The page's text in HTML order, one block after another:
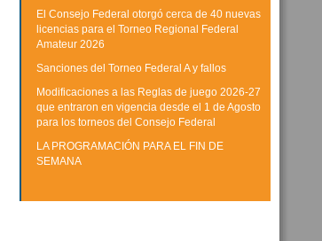
El Consejo Federal otorgó cerca de 40 nuevas
licencias para el Torneo Regional Federal
Amateur 2026
Sanciones del Torneo Federal A y fallos
Modificaciones a las Reglas de juego 2026-27
que entraron en vigencia desde el 1 de Agosto
para los torneos del Consejo Federal
LA PROGRAMACIÓN PARA EL FIN DE
SEMANA